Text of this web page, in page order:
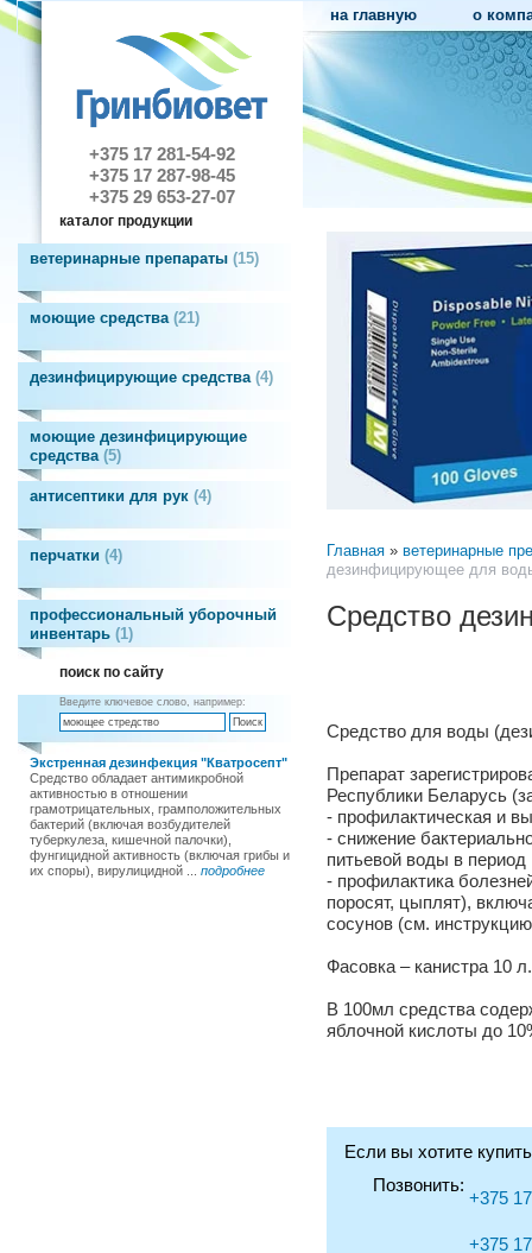
+375 17 281-54-92
+375 17 287-98-45
+375 29 653-27-07
на главную о
каталог продукции
ветеринарные препараты 15
моющие средства 21
дезинфицирующие средства 4
моющие дезинфицирующие
средства 5
антисептики для рук 4
перчатки 4
профессиональный уборочный
инвентарь 1
поиск по сайту
Введите ключевое слово, например:
Экстренная дезинфекция "Кватросепт"
Средство обладает антимикробной
активностью в отношении
грамотрицательных, грамположительных
бактерий (включая возбудителей
туберкулеза, кишечной палочки),
фунгицидной активность (включая грибы и
их споры), вирулицидной ... подробнее
Главная » ветеринарные
дезинфицирующее для
Средство
Средство для воды
Препарат
Республики Беларусь
- профилактическая и
- снижение
питьевой воды в
- профилактика
поросят, цыплят),
сосунов (см.
Фасовка – канистра 10 л.
В 100мл средства
яблочной кислоты до
Если вы хотите
Позвонить:
+375
+375